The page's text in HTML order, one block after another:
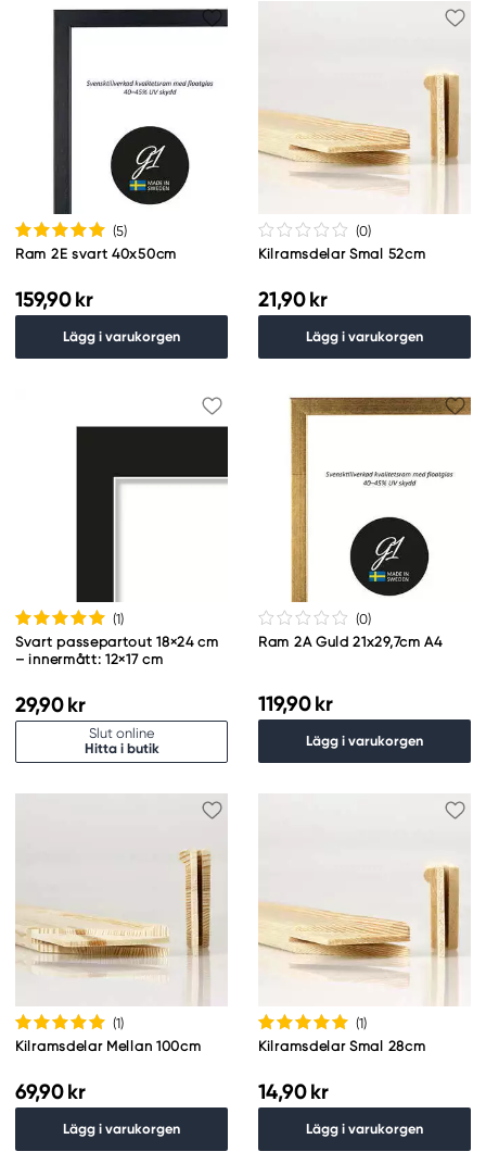
(5)
Ram 2E svart 40x50cm
159,90 kr
Lägg i varukorgen
(0)
Kilramsdelar Smal 52cm
21,90 kr
Lägg i varukorgen
(1)
Svart passepartout 18×24 cm
– innermått: 12×17 cm
29,90 kr
Slut online
Hitta i butik
(0)
Ram 2A Guld 21x29,7cm A4
119,90 kr
Lägg i varukorgen
(1)
Kilramsdelar Mellan 100cm
69,90 kr
Lägg i varukorgen
(1)
Kilramsdelar Smal 28cm
14,90 kr
Lägg i varukorgen